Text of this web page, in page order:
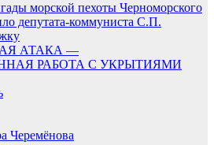
морской пехоты Черноморского
депутата-коммуниста С.П.
АТАКА —
РАБОТА С УКРЫТИЯМИ
Черемёнова